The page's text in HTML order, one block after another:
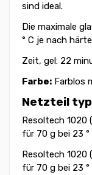
sind ideal.
Die maximale
° C je nach
Zeit, gel: 22
Farbe: Farblos
Netzteil typ
Resoltech 1020
für 70 g bei 23 °
Resoltech 1020
für 70 g bei 23 °